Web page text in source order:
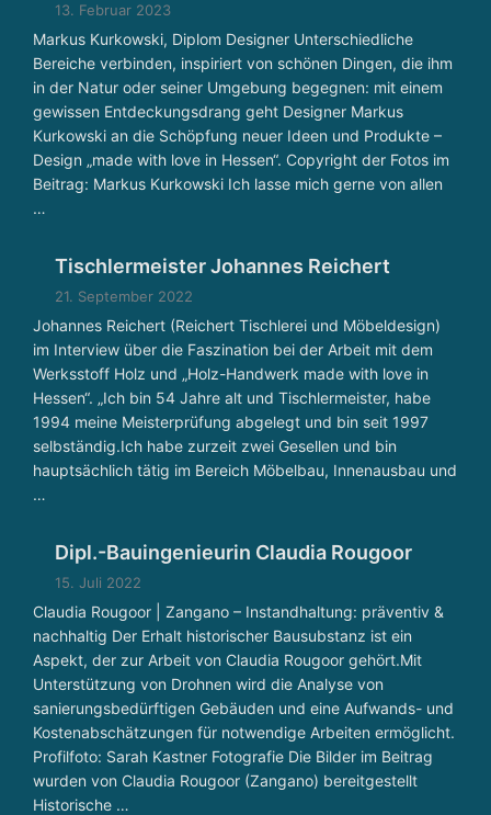
d
P
r
oj
e
k
t
t
w
ic
kl
u
n
g
g
a
h
tl
ic
h
d
e
n
k
e
13. Februar 2023
Markus Kurkowski, Diplom Designer Unterschiedliche
Bereiche verbinden, inspiriert von schönen Dingen, die ihm
in der Natur oder seiner Umgebung begegnen: mit einem
gewissen Entdeckungsdrang geht Designer Markus
Kurkowski an die Schöpfung neuer Ideen und Produkte –
Design „made with love in Hessen“. Copyright der Fotos im
Beitrag: Markus Kurkowski Ich lasse mich gerne von allen
…
Tischlermeister Johannes Reichert
21. September 2022
Johannes Reichert (Reichert Tischlerei und Möbeldesign)
im Interview über die Faszination bei der Arbeit mit dem
Werksstoff Holz und „Holz-Handwerk made with love in
Hessen“. „Ich bin 54 Jahre alt und Tischlermeister, habe
1994 meine Meisterprüfung abgelegt und bin seit 1997
selbständig.Ich habe zurzeit zwei Gesellen und bin
hauptsächlich tätig im Bereich Möbelbau, Innenausbau und
…
Dipl.-Bauingenieurin Claudia Rougoor
15. Juli 2022
Claudia Rougoor | Zangano – Instandhaltung: präventiv &
nachhaltig Der Erhalt historischer Bausubstanz ist ein
Aspekt, der zur Arbeit von Claudia Rougoor gehört.Mit
Unterstützung von Drohnen wird die Analyse von
sanierungsbedürftigen Gebäuden und eine Aufwands- und
Kostenabschätzungen für notwendige Arbeiten ermöglicht.
Profilfoto: Sarah Kastner Fotografie Die Bilder im Beitrag
wurden von Claudia Rougoor (Zangano) bereitgestellt
Historische …